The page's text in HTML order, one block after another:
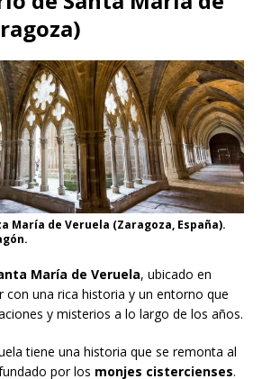
María de Veruela (Zaragoza, España).
María de Veruela, ubicado en
con una rica historia y un entorno que
y misterios a lo largo de los años.
tiene una historia que se remonta al
por los monjes cistercienses.